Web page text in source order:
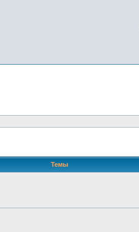
Темы